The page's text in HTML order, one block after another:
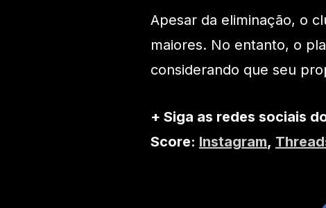
Apesar da eliminação, o
maiores. No entanto, o
considerando que seu
+ Siga as redes sociais
Score: Instagram,